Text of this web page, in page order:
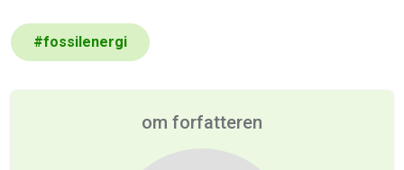
#fossilenergi
om forfatteren